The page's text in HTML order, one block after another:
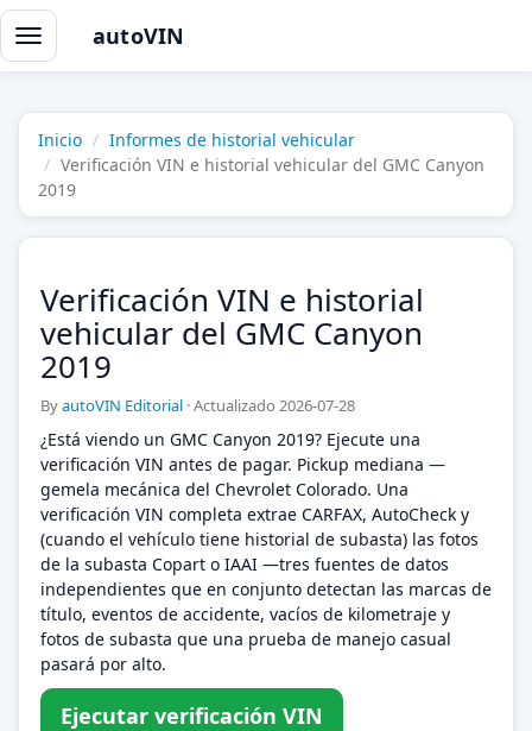
Alternar
navegación
autoVIN
Inicio
Informes de historial vehicular
Verificación VIN e historial vehicular del GMC Canyon
2019
Verificación VIN e historial
vehicular del GMC Canyon
2019
ByautoVIN Editorial ·Actualizado 2026-07-28
¿Está viendo un GMC Canyon 2019? Ejecute una
verificación VIN antes de pagar. Pickup mediana —
gemela mecánica del Chevrolet Colorado. Una
verificación VIN completa extrae CARFAX, AutoCheck y
(cuando el vehículo tiene historial de subasta) las fotos
de la subasta Copart o IAAI —tres fuentes de datos
independientes que en conjunto detectan las marcas de
título, eventos de accidente, vacíos de kilometraje y
fotos de subasta que una prueba de manejo casual
pasará por alto.
Ejecutar verificación VIN